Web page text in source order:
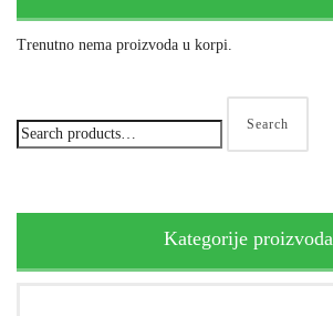
Trenutno nema proizvoda u korpi.
Search
Kategorije proizvoda